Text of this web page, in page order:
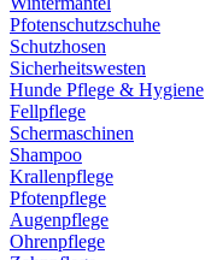
Pfotenschutzschuhe
Schutzhosen
Sicherheitswesten
Hunde Pflege & Hygiene
Fellpflege
Schermaschinen
Shampoo
Krallenpflege
Pfotenpflege
Augenpflege
Ohrenpflege